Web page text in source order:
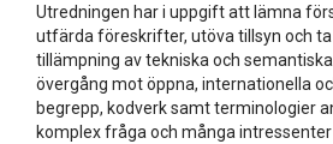
Utredningen har i uppgift att lämna
utfärda föreskrifter, utöva tillsyn och
tillämpning av tekniska och
övergång mot öppna, internationella
begrepp, kodverk samt terminologier
komplex fråga och många